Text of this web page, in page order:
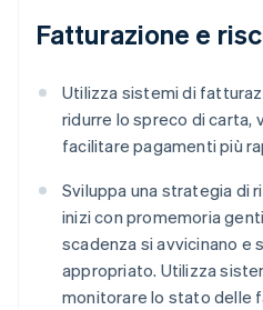
Fatturazione e
Utilizza sistemi di
ridurre lo spreco di carta,
facilitare pagamenti più
Sviluppa una strategia di
inizi con promemoria
scadenza si avvicinano e
appropriato. Utilizza
monitorare lo stato delle